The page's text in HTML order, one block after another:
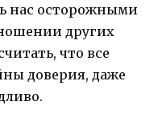
нас осторожными
других
что все
доверия, даже